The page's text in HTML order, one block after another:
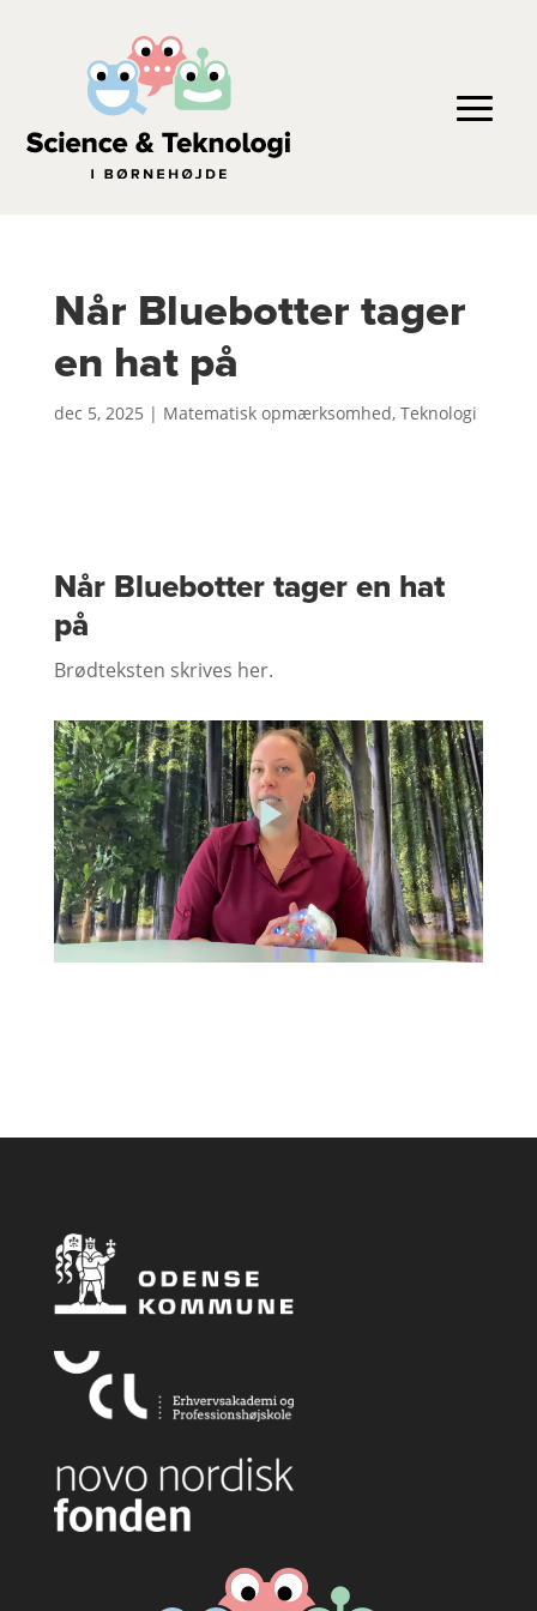
Når Bluebotter tager
en hat på
dec 5, 2025 | Matematisk opmærksomhed, Teknologi
Når Bluebotter tager en hat
på
Brødteksten skrives her.